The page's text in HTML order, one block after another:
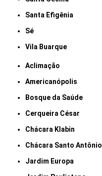
Santa Efigênia
Sé
Vila Buarque
Aclimação
Americanópolis
Bosque da Saúde
Cerqueira César
Chácara Klabin
Chácara Santo Antônio
Jardim Europa